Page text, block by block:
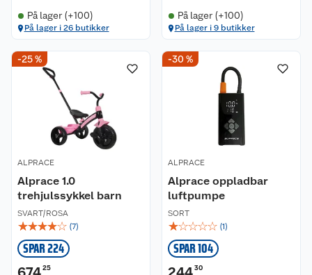
På lager (+100)
På lager i 26 butikker
På lager (+100)
På lager i 9 butikker
-25 %
ALPRACE
Alprace 1.0
trehjulssykkel barn
SVART/ROSA
☆☆☆☆☆ (7)
SPAR 224
25
-30 %
ALPRACE
Alprace oppladbar
luftpumpe
SORT
☆☆☆☆☆ (1)
SPAR 104
30